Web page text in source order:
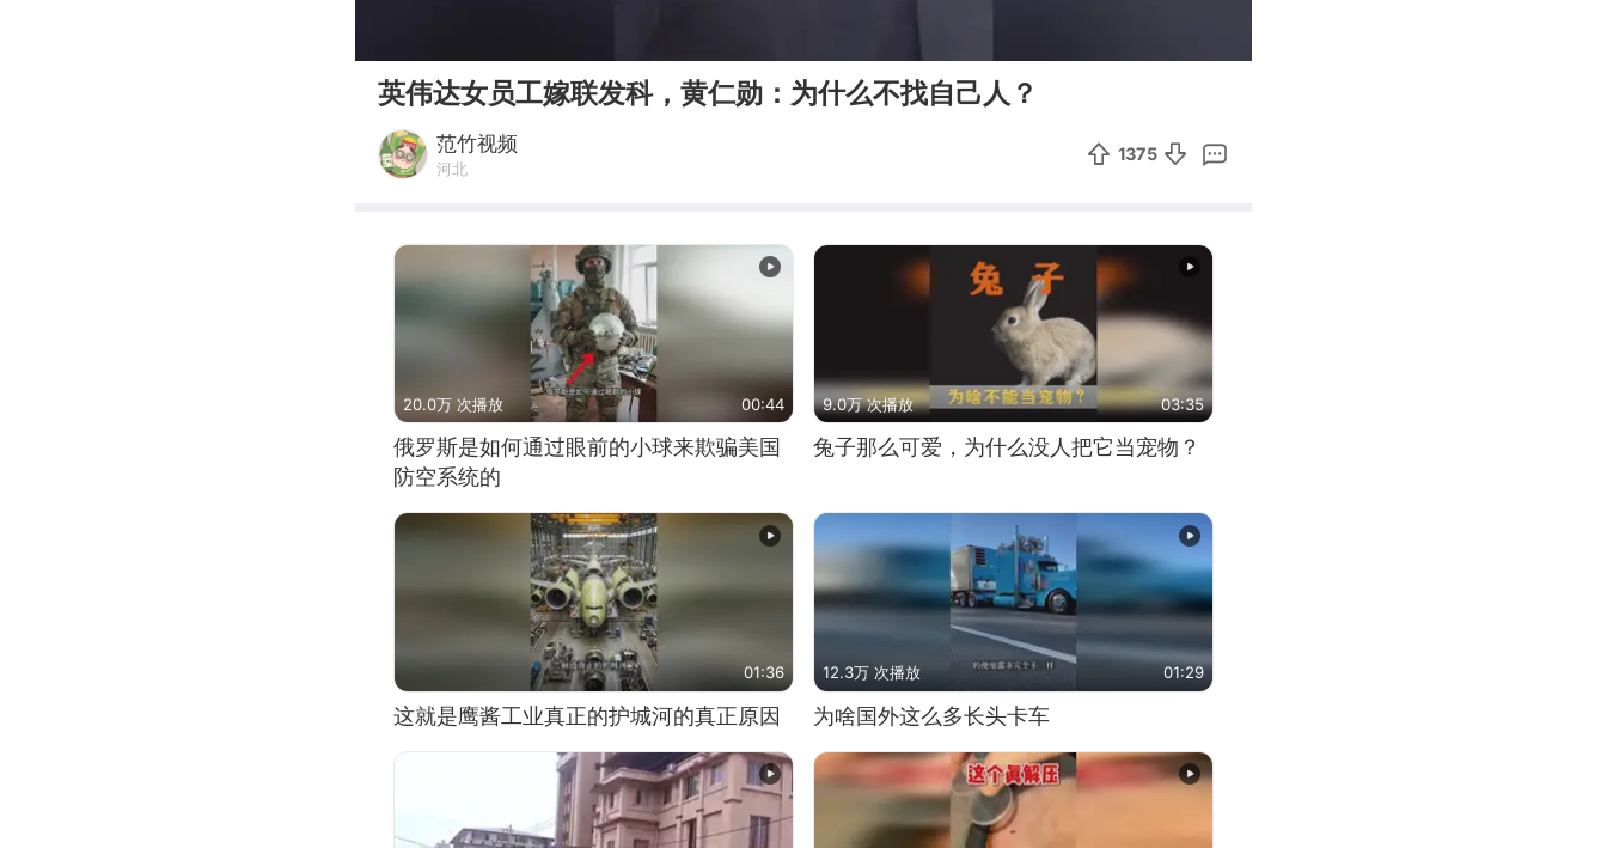
英伟达女员工嫁联发科，黄仁勋：为什么不找自己人？
范竹视频
河北
1375
20.0万 次播放 00:44
俄罗斯是如何通过眼前的小球来欺骗美国
防空系统的
9.0万 次播放 03:35
兔子那么可爱，为什么没人把它当宠物？
01:36
这就是鹰酱工业真正的护城河的真正原因
12.3万 次播放 01:29
为啥国外这么多长头卡车